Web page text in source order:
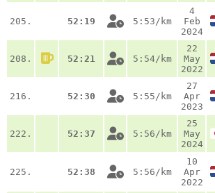
205. 52:19 5:53/km
4
Feb
2024
208. 52:21 5:54/km
22
May
2022
216. 52:30 5:55/km
27
Apr
2023
222. 52:37 5:56/km
25
May
2024
225. 52:38 5:56/km
10
Apr
2022